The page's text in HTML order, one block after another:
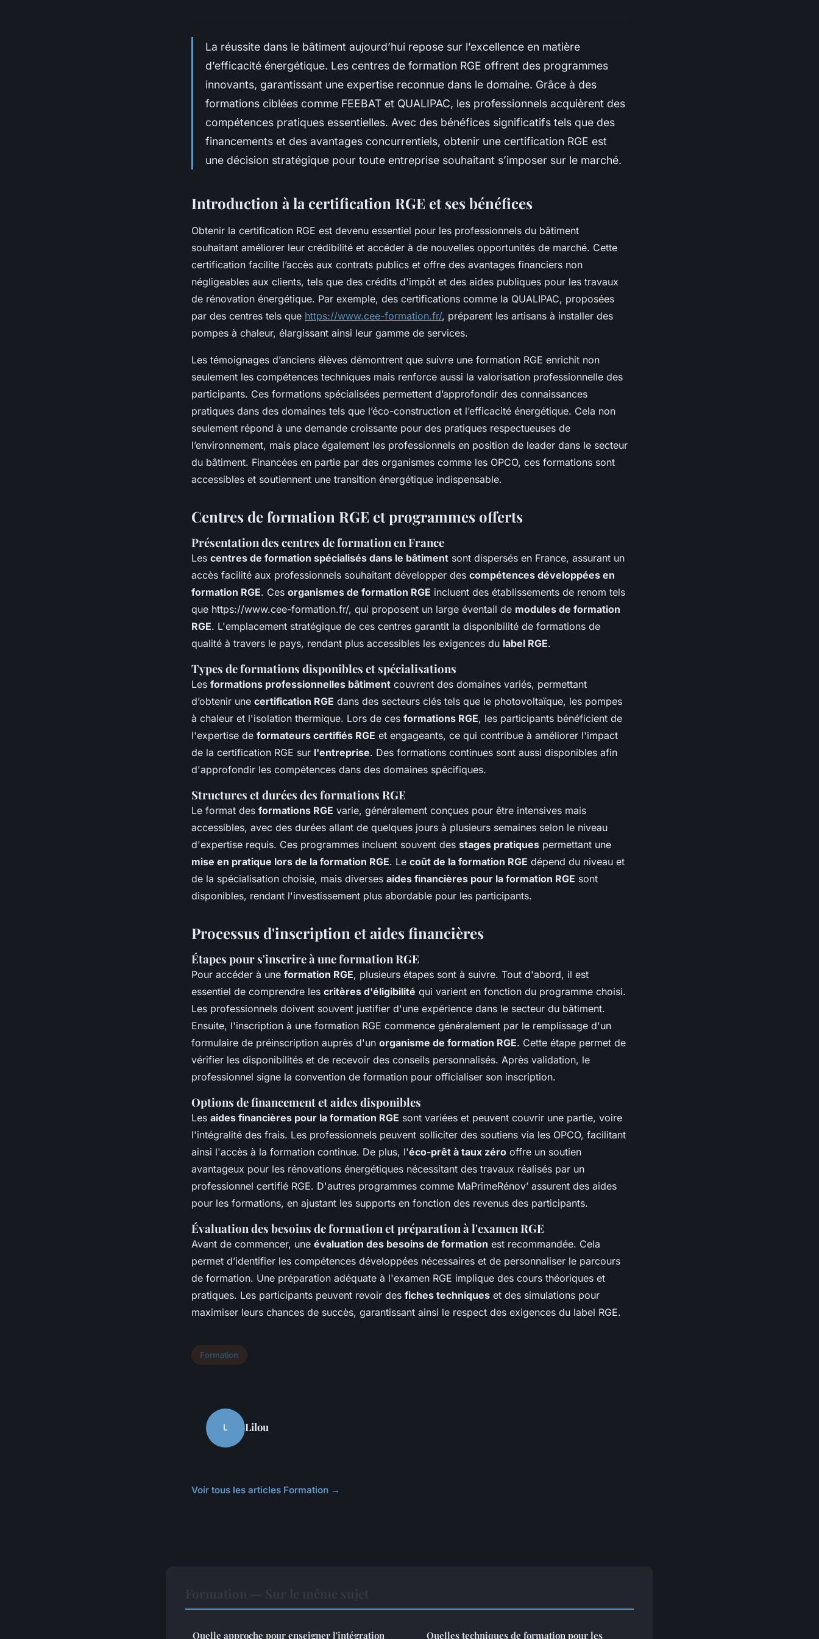
La réussite dans le bâtiment aujourd’hui repose sur l’excellence en matière
d’efficacité énergétique. Les centres de formation RGE offrent des programmes
innovants, garantissant une expertise reconnue dans le domaine. Grâce à des
formations ciblées comme FEEBAT et QUALIPAC, les professionnels acquièrent des
compétences pratiques essentielles. Avec des bénéfices significatifs tels que des
financements et des avantages concurrentiels, obtenir une certification RGE est
une décision stratégique pour toute entreprise souhaitant s’imposer sur le marché.
Introduction à la certification RGE et ses bénéfices
Obtenir la certification RGE est devenu essentiel pour les professionnels du bâtiment
souhaitant améliorer leur crédibilité et accéder à de nouvelles opportunités de marché. Cette
certification facilite l’accès aux contrats publics et offre des avantages financiers non
négligeables aux clients, tels que des crédits d'impôt et des aides publiques pour les travaux
de rénovation énergétique. Par exemple, des certifications comme la QUALIPAC, proposées
par des centres tels que https://www.cee-formation.fr/, préparent les artisans à installer des
pompes à chaleur, élargissant ainsi leur gamme de services.
Les témoignages d’anciens élèves démontrent que suivre une formation RGE enrichit non
seulement les compétences techniques mais renforce aussi la valorisation professionnelle des
participants. Ces formations spécialisées permettent d’approfondir des connaissances
pratiques dans des domaines tels que l’éco-construction et l’efficacité énergétique. Cela non
seulement répond à une demande croissante pour des pratiques respectueuses de
l’environnement, mais place également les professionnels en position de leader dans le secteur
du bâtiment. Financées en partie par des organismes comme les OPCO, ces formations sont
accessibles et soutiennent une transition énergétique indispensable.
Centres de formation RGE et programmes offerts
Présentation des centres de formation en France
Les centres de formation spécialisés dans le bâtiment sont dispersés en France, assurant un
accès facilité aux professionnels souhaitant développer des compétences développées en
formation RGE. Ces organismes de formation RGE incluent des établissements de renom tels
que https://www.cee-formation.fr/, qui proposent un large éventail de modules de formation
RGE. L'emplacement stratégique de ces centres garantit la disponibilité de formations de
qualité à travers le pays, rendant plus accessibles les exigences du label RGE.
Types de formations disponibles et spécialisations
Les formations professionnelles bâtiment couvrent des domaines variés, permettant
d’obtenir une certification RGE dans des secteurs clés tels que le photovoltaïque, les pompes
à chaleur et l'isolation thermique. Lors de ces formations RGE, les participants bénéficient de
l'expertise de formateurs certifiés RGE et engageants, ce qui contribue à améliorer l'impact
de la certification RGE sur l'entreprise. Des formations continues sont aussi disponibles afin
d'approfondir les compétences dans des domaines spécifiques.
Structures et durées des formations RGE
Le format des formations RGE varie, généralement conçues pour être intensives mais
accessibles, avec des durées allant de quelques jours à plusieurs semaines selon le niveau
d'expertise requis. Ces programmes incluent souvent des stages pratiques permettant une
mise en pratique lors de la formation RGE. Le coût de la formation RGE dépend du niveau et
de la spécialisation choisie, mais diverses aides financières pour la formation RGE sont
disponibles, rendant l'investissement plus abordable pour les participants.
Processus d'inscription et aides financières
Étapes pour s'inscrire à une formation RGE
Pour accéder à une formation RGE, plusieurs étapes sont à suivre. Tout d'abord, il est
essentiel de comprendre les critères d'éligibilité qui varient en fonction du programme choisi.
Les professionnels doivent souvent justifier d'une expérience dans le secteur du bâtiment.
Ensuite, l'inscription à une formation RGE commence généralement par le remplissage d'un
formulaire de préinscription auprès d'un organisme de formation RGE. Cette étape permet de
vérifier les disponibilités et de recevoir des conseils personnalisés. Après validation, le
professionnel signe la convention de formation pour officialiser son inscription.
Options de financement et aides disponibles
Les aides financières pour la formation RGE sont variées et peuvent couvrir une partie, voire
l'intégralité des frais. Les professionnels peuvent solliciter des soutiens via les OPCO, facilitant
ainsi l'accès à la formation continue. De plus, l'éco-prêt à taux zéro offre un soutien
avantageux pour les rénovations énergétiques nécessitant des travaux réalisés par un
professionnel certifié RGE. D'autres programmes comme MaPrimeRénov’ assurent des aides
pour les formations, en ajustant les supports en fonction des revenus des participants.
Évaluation des besoins de formation et préparation à l'examen RGE
Avant de commencer, une évaluation des besoins de formation est recommandée. Cela
permet d’identifier les compétences développées nécessaires et de personnaliser le parcours
de formation. Une préparation adéquate à l'examen RGE implique des cours théoriques et
pratiques. Les participants peuvent revoir des fiches techniques et des simulations pour
maximiser leurs chances de succès, garantissant ainsi le respect des exigences du label RGE.
Formation
L Lilou
Voir tous les articles Formation →
Quelle approche pour enseigner l'intégration Quelles techniques de formation pour les